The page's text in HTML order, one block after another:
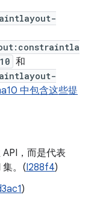
和
中包含这些提
，而是代表
集。(I288f4)
)